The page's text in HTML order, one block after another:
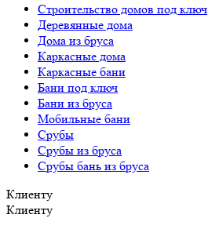
Строительство домов под ключ
Деревянные дома
Дома из бруса
Каркасные дома
Каркасные бани
Бани под ключ
Бани из бруса
Мобильные бани
Срубы
Срубы из бруса
Срубы бань из бруса
Клиенту
Клиенту